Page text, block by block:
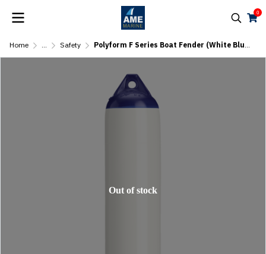
0
Home ... Safety Polyform F Series Boat Fender (White Blue Top)
Out of stock